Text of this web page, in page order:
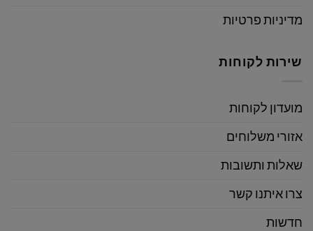
מדיניות פרטיות
שירות לקוחות
מועדון לקוחות
אזורי משלוחים
שאלות ותשובות
צרו איתנו קשר
חדשות